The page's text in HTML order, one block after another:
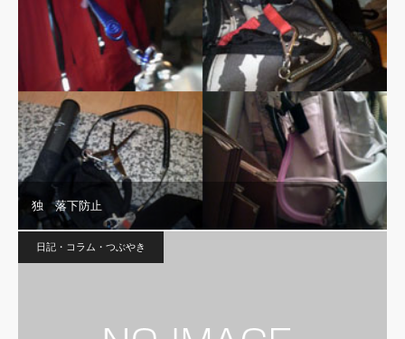
独 落下防止
日記・コラム・つぶやき